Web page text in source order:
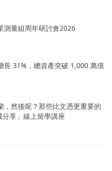
測量組周年研討會2026
長 31%，總資產突破 1,000 萬億
，然後呢？那些比文憑更重要的
享」線上留學講座